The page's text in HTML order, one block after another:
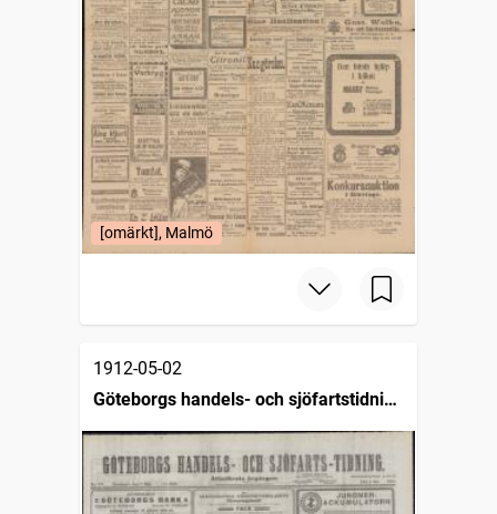
[omärkt], Malmö
1912-05-02
Göteborgs handels- och sjöfartstidning